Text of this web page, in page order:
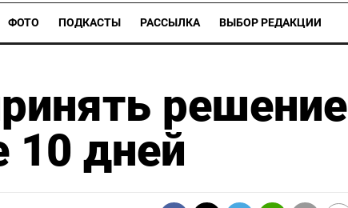
ФОТО ПОДКАСТЫ РАССЫЛКА ВЫБОР РЕДАКЦИИ
решение
10 дней